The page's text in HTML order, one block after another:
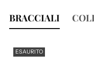
BRACCIALI
ESAURITO